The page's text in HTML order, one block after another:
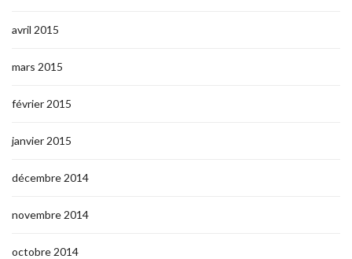
avril 2015
mars 2015
février 2015
janvier 2015
décembre 2014
novembre 2014
octobre 2014